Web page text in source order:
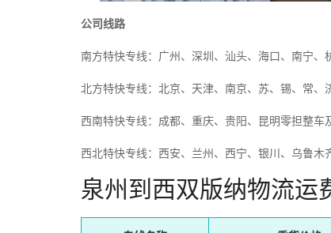
公司线路
南方特快专线：广州、深圳、汕头、海口、南宁
北方特快专线：北京、天津、南京、苏、锡、常
西南特快专线：成都、重庆、贵阳、昆明零担整车
西北特快专线：西安、兰州、西宁、银川、乌鲁木
泉州到西双版纳物流运